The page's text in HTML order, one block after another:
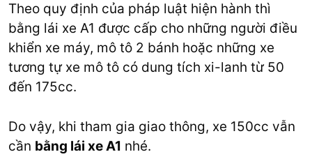
Theo quy định của pháp luật hiện hành thì
bằng lái xe A1 được cấp cho những người điều
khiển xe máy, mô tô 2 bánh hoặc những xe
tương tự xe mô tô có dung tích xi-lanh từ 50
đến 175cc.
Do vậy, khi tham gia giao thông, xe 150cc vẫn
cần bằng lái xe A1 nhé.